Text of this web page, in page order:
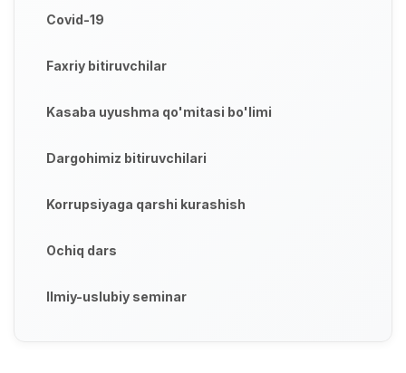
Covid-19
Faxriy bitiruvchilar
Kasaba uyushma qo'mitasi bo'limi
Dargohimiz bitiruvchilari
Korrupsiyaga qarshi kurashish
Ochiq dars
Ilmiy-uslubiy seminar